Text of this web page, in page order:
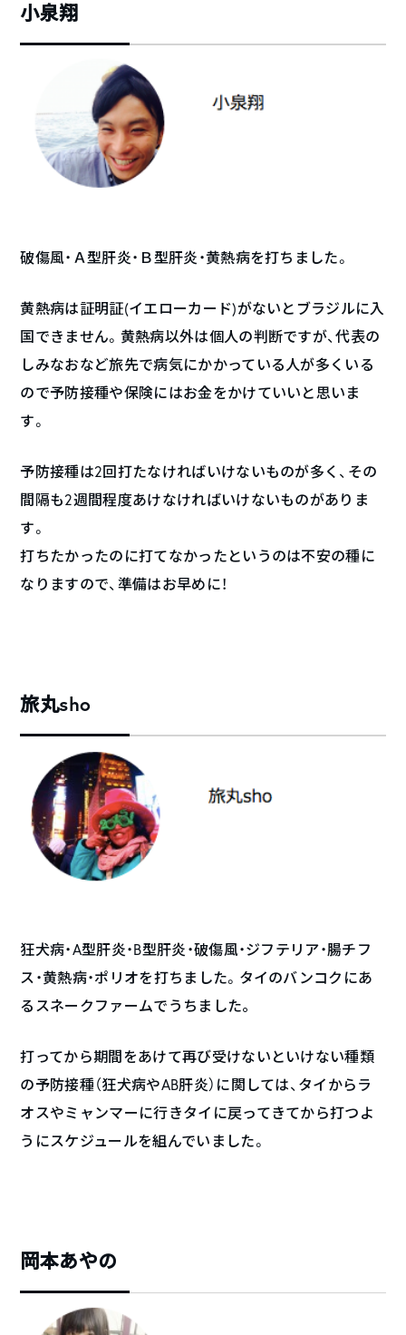
小泉翔
破傷風・Ａ型肝炎・Ｂ型肝炎・黄熱病を打ちました。
黄熱病は証明証(イエローカード)がないとブラジルに入
国できません。黄熱病以外は個人の判断ですが、代表の
しみなおなど旅先で病気にかかっている人が多くいる
ので予防接種や保険にはお金をかけていいと思いま
す。
予防接種は2回打たなければいけないものが多く、その
間隔も2週間程度あけなければいけないものがありま
す。
打ちたかったのに打てなかったというのは不安の種に
なりますので、準備はお早めに！
旅丸sho
狂犬病・A型肝炎・B型肝炎・破傷風・ジフテリア・腸チフ
ス・黄熱病・ポリオを打ちました。 タイのバンコクにあ
るスネークファームでうちました。
打ってから期間をあけて再び受けないといけない種類
の予防接種（狂犬病やAB肝炎）に関しては、タイからラ
オスやミャンマーに行きタイに戻ってきてから打つよ
うにスケジュールを組んでいました。
岡本あやの